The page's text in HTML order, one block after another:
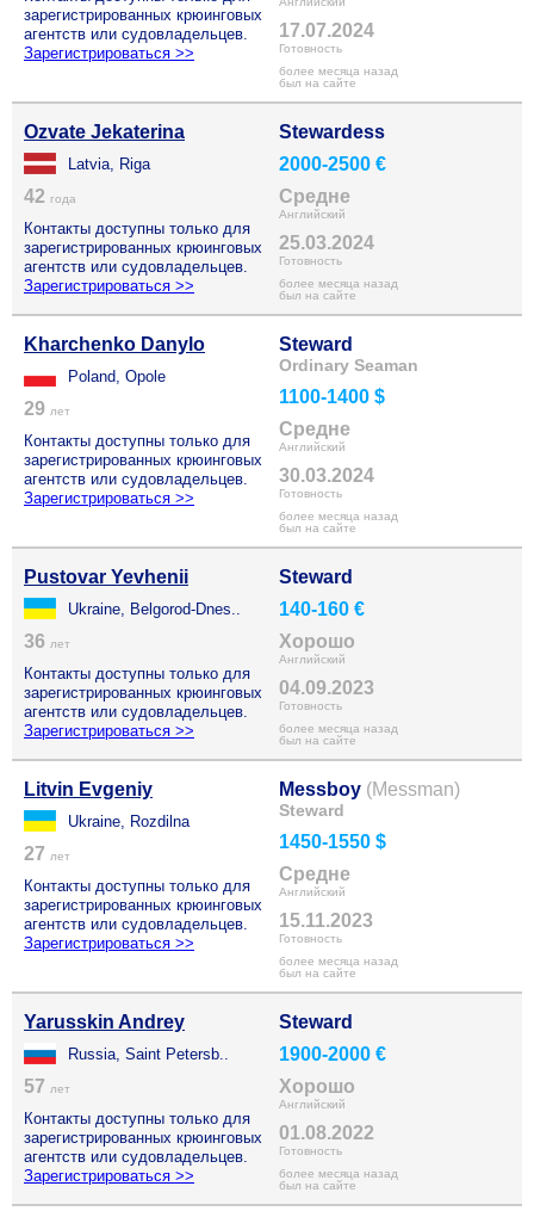
зарегистрированных крюинговых
агентств или судовладельцев.
Зарегистрироваться >>
17.07.2024
Готовность
более месяца назад
был на сайте
Ozvate Jekaterina
Latvia, Riga
42 года
Контакты доступны только для
зарегистрированных крюинговых
агентств или судовладельцев.
Зарегистрироваться >>
Stewardess
2000-2500 €
Средне
Английский
25.03.2024
Готовность
более месяца назад
был на сайте
Kharchenko Danylo
Poland, Opole
29 лет
Контакты доступны только для
зарегистрированных крюинговых
агентств или судовладельцев.
Зарегистрироваться >>
Steward
Ordinary Seaman
1100-1400 $
Средне
Английский
30.03.2024
Готовность
более месяца назад
был на сайте
Pustovar Yevhenii
Ukraine, Belgorod-Dnes..
36 лет
Контакты доступны только для
зарегистрированных крюинговых
агентств или судовладельцев.
Зарегистрироваться >>
Steward
140-160 €
Хорошо
Английский
04.09.2023
Готовность
более месяца назад
был на сайте
Litvin Evgeniy
Ukraine, Rozdilna
27 лет
Контакты доступны только для
зарегистрированных крюинговых
агентств или судовладельцев.
Зарегистрироваться >>
Messboy (Messman)
Steward
1450-1550 $
Средне
Английский
15.11.2023
Готовность
более месяца назад
был на сайте
Yarusskin Andrey
Russia, Saint Petersb..
57 лет
Контакты доступны только для
зарегистрированных крюинговых
агентств или судовладельцев.
Зарегистрироваться >>
Steward
1900-2000 €
Хорошо
Английский
01.08.2022
Готовность
более месяца назад
был на сайте